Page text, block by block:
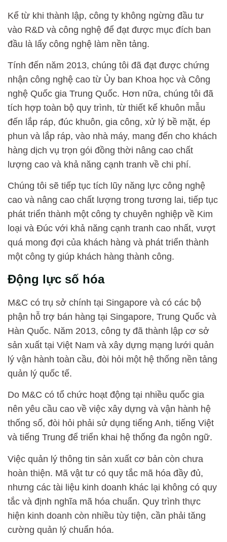
Kể từ khi thành lập, công ty không ngừng đầu tư
vào R&D và công nghệ để đạt được mục đích ban
đầu là lấy công nghệ làm nền tảng.
Tính đến năm 2013, chúng tôi đã đạt được chứng
nhận công nghệ cao từ Ủy ban Khoa học và Công
nghệ Quốc gia Trung Quốc. Hơn nữa, chúng tôi đã
tích hợp toàn bộ quy trình, từ thiết kế khuôn mẫu
đến lắp ráp, đúc khuôn, gia công, xử lý bề mặt, ép
phun và lắp ráp, vào nhà máy, mang đến cho khách
hàng dịch vụ trọn gói đồng thời nâng cao chất
lượng cao và khả năng cạnh tranh về chi phí.
Chúng tôi sẽ tiếp tục tích lũy năng lực công nghệ
cao và nâng cao chất lượng trong tương lai, tiếp tục
phát triển thành một công ty chuyên nghiệp về Kim
loại và Đúc với khả năng cạnh tranh cao nhất, vượt
quá mong đợi của khách hàng và phát triển thành
một công ty giúp khách hàng thành công.
Động lực số hóa
M&C có trụ sở chính tại Singapore và có các bộ
phận hỗ trợ bán hàng tại Singapore, Trung Quốc và
Hàn Quốc. Năm 2013, công ty đã thành lập cơ sở
sản xuất tại Việt Nam và xây dựng mạng lưới quản
lý vận hành toàn cầu, đòi hỏi một hệ thống nền tảng
quản lý quốc tế.
Do M&C có tổ chức hoạt động tại nhiều quốc gia
nên yêu cầu cao về việc xây dựng và vận hành hệ
thống số, đòi hỏi phải sử dụng tiếng Anh, tiếng Việt
và tiếng Trung để triển khai hệ thống đa ngôn ngữ.
Việc quản lý thông tin sản xuất cơ bản còn chưa
hoàn thiện. Mã vật tư có quy tắc mã hóa đầy đủ,
nhưng các tài liệu kinh doanh khác lại không có quy
tắc và định nghĩa mã hóa chuẩn. Quy trình thực
hiện kinh doanh còn nhiều tùy tiện, cần phải tăng
cường quản lý chuẩn hóa.